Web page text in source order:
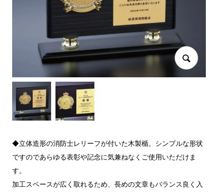
◆立体造形の消防士レリーフが付いた木製楯。シンプルな形状
ですのであらゆる表彰や記念に気兼ねなくご使用いただけま
す。
加工スペースが広く取れるため、長めの文章もバランス良く入